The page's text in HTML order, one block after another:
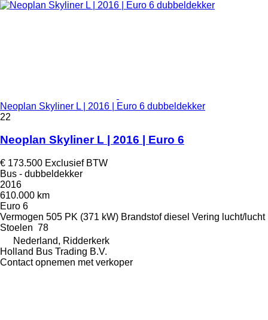
Neoplan Skyliner L | 2016 | Euro 6 dubbeldekker
22
Neoplan Skyliner L | 2016 | Euro 6
€ 173.500 Exclusief BTW
Bus - dubbeldekker
2016
610.000 km
Euro 6
Vermogen 505 PK (371 kW) Brandstof diesel Vering lucht/lucht
Stoelen 78
Nederland, Ridderkerk
Holland Bus Trading B.V.
Contact opnemen met verkoper